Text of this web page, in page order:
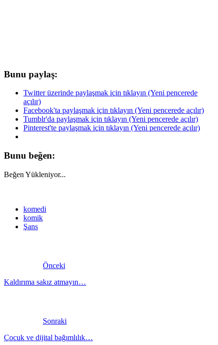
Bunu paylaş:
Twitter üzerinde paylaşmak için tıklayın (Yeni pencerede
açılır)
Facebook'ta paylaşmak için tıklayın (Yeni pencerede açılır)
Tumblr'da paylaşmak için tıklayın (Yeni pencerede açılır)
Pinterest'te paylaşmak için tıklayın (Yeni pencerede açılır)
Bunu beğen:
Beğen Yükleniyor...
komedi
komik
Şans
Önceki
Kaldırıma sakız atmayın…
Sonraki
Çocuk ve dijital bağımlılık…